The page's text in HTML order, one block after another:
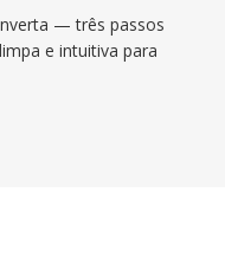
— três passos
e intuitiva para